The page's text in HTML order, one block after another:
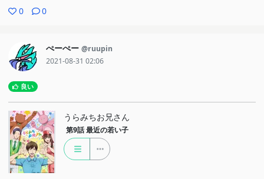
0 0
ぺーぺー @ruupin
2021-08-31 02:06
良い
うらみちお兄さん
第9話 最近の若い子